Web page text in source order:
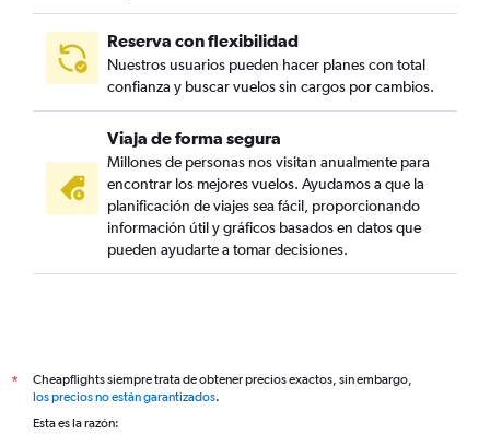
Reserva con flexibilidad
Nuestros usuarios pueden hacer planes con total
confianza y buscar vuelos sin cargos por cambios.
Viaja de forma segura
Millones de personas nos visitan anualmente para
encontrar los mejores vuelos. Ayudamos a que la
planificación de viajes sea fácil, proporcionando
información útil y gráficos basados en datos que
pueden ayudarte a tomar decisiones.
*
Cheapflights siempre trata de obtener precios exactos, sin embargo,
los precios no están garantizados.
Esta es la razón: